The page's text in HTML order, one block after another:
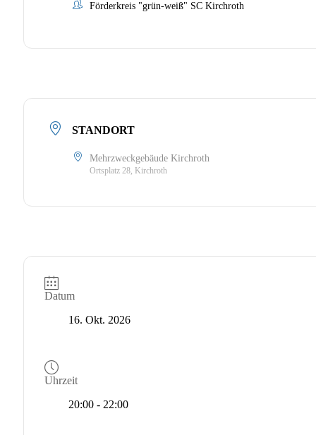
Förderkreis "grün-weiß" SC Kirchroth
STANDORT
Mehrzweckgebäude Kirchroth
Ortsplatz 28, Kirchroth
Datum
16. Okt. 2026
Uhrzeit
20:00 - 22:00